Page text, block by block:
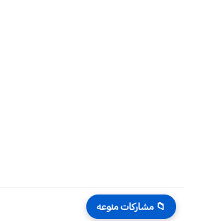
📁 مشاركات منوعه